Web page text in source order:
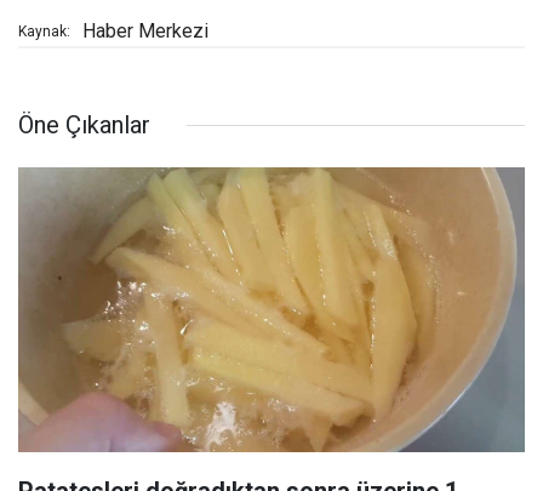
Kaynak: Haber Merkezi
Öne Çıkanlar